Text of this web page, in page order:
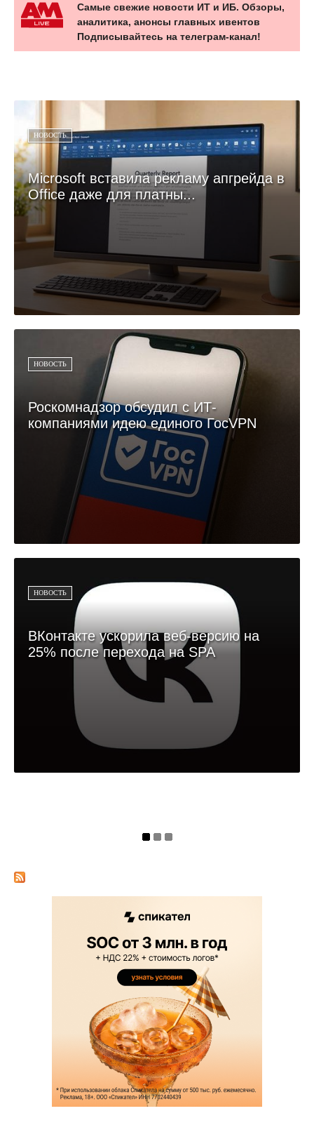
Самые свежие новости ИТ и ИБ. Обзоры,
аналитика, анонсы главных ивентов
Подписывайтесь на телеграм-канал!
НОВОСТЬ
Microsoft вставила рекламу апгрейда в
Office даже для платны...
НОВОСТЬ
Роскомнадзор обсудил с ИТ-
компаниями идею единого ГосVPN
НОВОСТЬ
ВКонтакте ускорила веб-версию на
25% после перехода на SPA